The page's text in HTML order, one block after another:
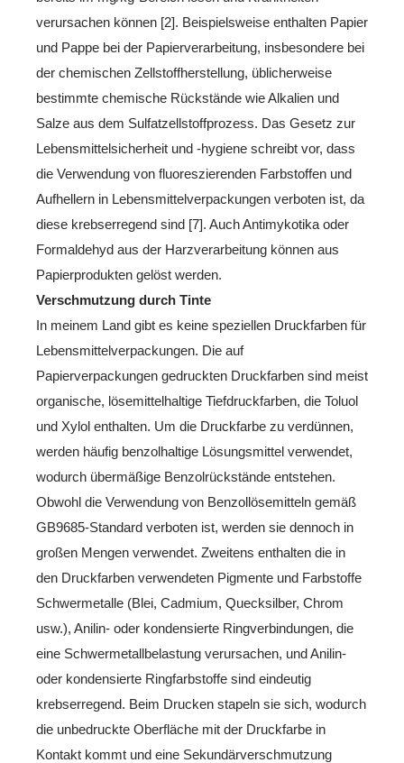
verursachen können [2]. Beispielsweise enthalten Papier
und Pappe bei der Papierverarbeitung, insbesondere bei
der chemischen Zellstoffherstellung, üblicherweise
bestimmte chemische Rückstände wie Alkalien und
Salze aus dem Sulfatzellstoffprozess. Das Gesetz zur
Lebensmittelsicherheit und -hygiene schreibt vor, dass
die Verwendung von fluoreszierenden Farbstoffen und
Aufhellern in Lebensmittelverpackungen verboten ist, da
diese krebserregend sind [7]. Auch Antimykotika oder
Formaldehyd aus der Harzverarbeitung können aus
Papierprodukten gelöst werden.
Verschmutzung durch Tinte
In meinem Land gibt es keine speziellen Druckfarben für
Lebensmittelverpackungen. Die auf
Papierverpackungen gedruckten Druckfarben sind meist
organische, lösemittelhaltige Tiefdruckfarben, die Toluol
und Xylol enthalten. Um die Druckfarbe zu verdünnen,
werden häufig benzolhaltige Lösungsmittel verwendet,
wodurch übermäßige Benzolrückstände entstehen.
Obwohl die Verwendung von Benzollösemitteln gemäß
GB9685-Standard verboten ist, werden sie dennoch in
großen Mengen verwendet. Zweitens enthalten die in
den Druckfarben verwendeten Pigmente und Farbstoffe
Schwermetalle (Blei, Cadmium, Quecksilber, Chrom
usw.), Anilin- oder kondensierte Ringverbindungen, die
eine Schwermetallbelastung verursachen, und Anilin-
oder kondensierte Ringfarbstoffe sind eindeutig
krebserregend. Beim Drucken stapeln sie sich, wodurch
die unbedruckte Oberfläche mit der Druckfarbe in
Kontakt kommt und eine Sekundärverschmutzung